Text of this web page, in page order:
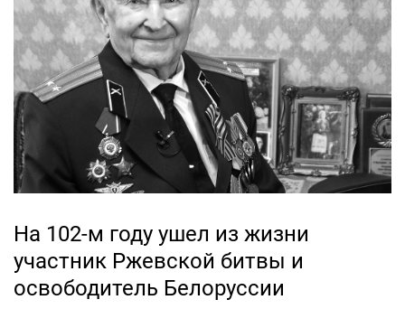
увеличится производство лекарств. Об этом сообщает
пресс-служба правительства Верхневолжья.
«Предприятие с советских времен снабжает наших
потребителей самыми...
На 102-м году ушел из жизни
участник Ржевской битвы и
освободитель Белоруссии